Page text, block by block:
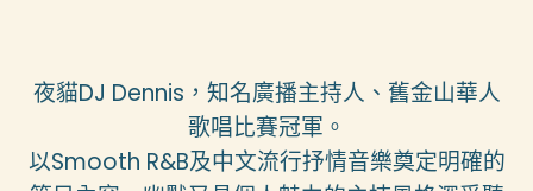
夜貓DJ Dennis，知名廣播主持人、舊金山華人
歌唱比賽冠軍。
以Smooth R&B及中文流行抒情音樂奠定明確的